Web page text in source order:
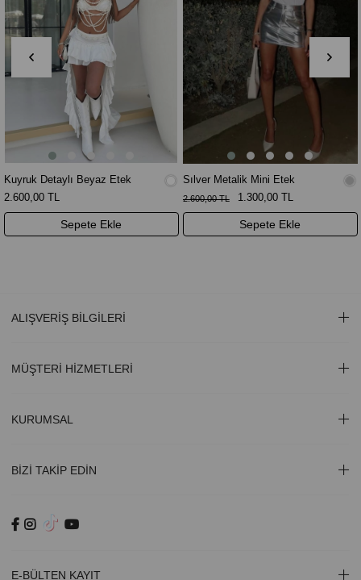
Kuyruk Detaylı Beyaz Etek
2.600,00 TL
Sepete Ekle
Sılver Metalik Mini Etek
1.300,00 TL
2.600,00 TL
Sepete Ekle
ALIŞVERİŞ BİLGİLERİ
MÜŞTERİ HİZMETLERİ
KURUMSAL
BİZİ TAKİP EDİN
E-BÜLTEN KAYIT